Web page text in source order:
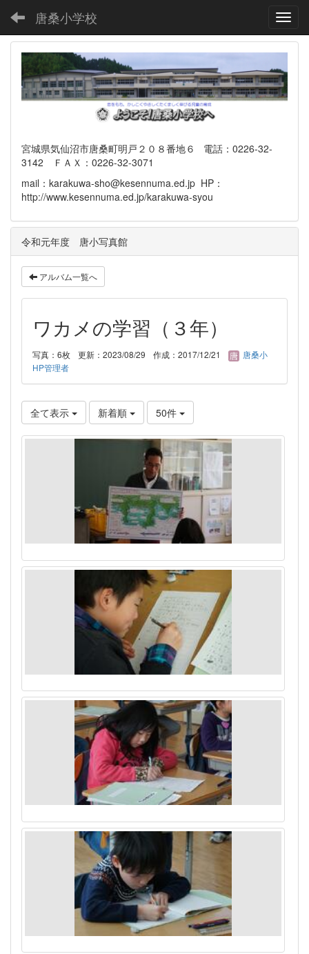
唐桑小学校
宮城県気仙沼市唐桑町明戸２０８番地６ 電話：0226-32-
3142 ＦＡＸ：0226-32-3071
mail：karakuwa-sho@kesennuma.ed.jp HP：
http://www.kesennuma.ed.jp/karakuwa-syou
令和元年度 唐小写真館
アルバム一覧へ
ワカメの学習（３年）
写真：6枚 更新：2023/08/29 作成：2017/12/21
唐桑小
HP管理者
全て表示 新着順 50件